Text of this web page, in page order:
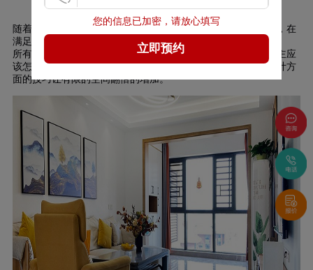
发布时间：2022-05-01 17:25:15
随着现在生活水平的上升，人们对生活质量的追求也有所提升，在
满足衣食后，开始追求住的质量度。
所有人都渴望住上大房子。那么有很多老旧房子的小户型的业主应
该怎么让房子变大呢？办法肯定是有的。可以通过一些装修设计方
面的技巧让有限的空间翻倍的增加。
您的信息已加密，请放心填写